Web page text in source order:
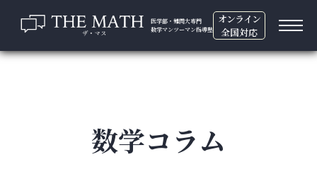
医学部・難関大専門
数学マンツーマン指導塾
オンライン
全国対応
数学コラム